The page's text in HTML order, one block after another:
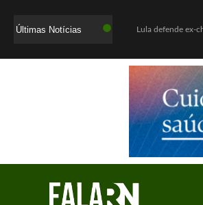
Últimas Notícias WhatsApp deixará de funcionar em celulares antigos a partir de agosto